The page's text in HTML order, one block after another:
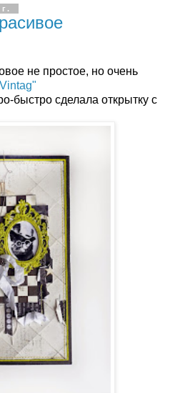
не простое, но очень
быстро сделала открытку с